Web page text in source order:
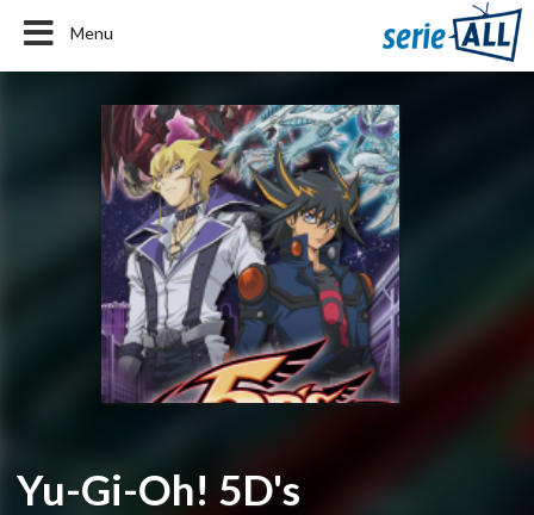
Menu
Yu-Gi-Oh! 5D's